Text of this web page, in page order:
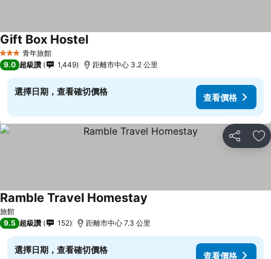
3 星級 青年旅館
Gift Box Hostel查看價格
9.0 超級讚 1,449 距離市中心 3.2 公里
選擇日期，查看確切價格
查看價格
分享 加
旅館
Ramble Travel Homestay
9.5 超級讚 152 距離市中心 7.3 公里
選擇日期，查看確切價格
查看價格